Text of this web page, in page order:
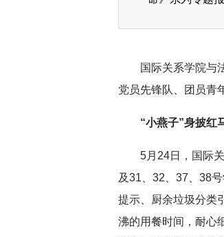
国际关系学院与
党员先锋队、团员青
“小燕子”身披红
5月24日，国际
及31、32、37、38
提示、厨余垃圾分类
沸的用餐时间，耐心